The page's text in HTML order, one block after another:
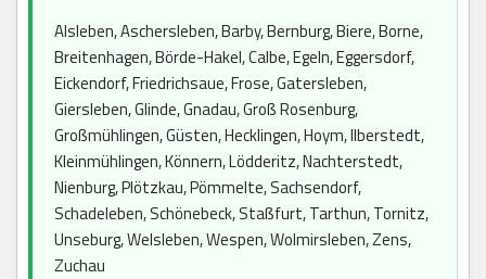
Alsleben, Aschersleben, Barby, Bernburg, Biere, Borne,
Breitenhagen, Börde-Hakel, Calbe, Egeln, Eggersdorf,
Eickendorf, Friedrichsaue, Frose, Gatersleben,
Giersleben, Glinde, Gnadau, Groß Rosenburg,
Großmühlingen, Güsten, Hecklingen, Hoym, Ilberstedt,
Kleinmühlingen, Könnern, Lödderitz, Nachterstedt,
Nienburg, Plötzkau, Pömmelte, Sachsendorf,
Schadeleben, Schönebeck, Staßfurt, Tarthun, Tornitz,
Unseburg, Welsleben, Wespen, Wolmirsleben, Zens,
Zuchau